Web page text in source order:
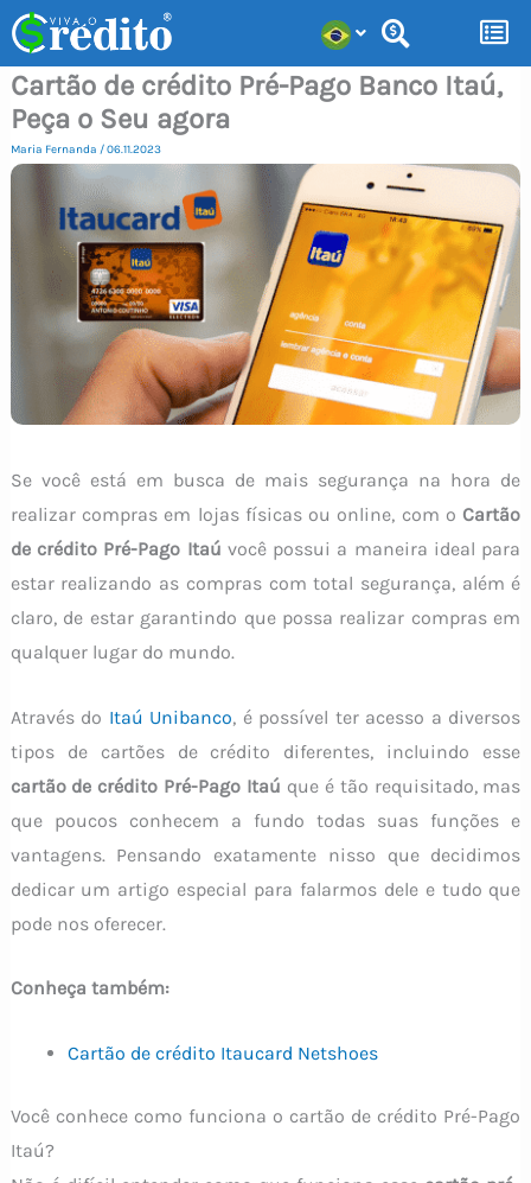
para
conteúdo
Cartão de crédito Pré-Pago Banco Itaú,
Peça o Seu agora
Maria Fernanda /06.11.2023
Se você está em busca de mais segurança na hora de
realizar compras em lojas físicas ou online, com o Cartão
de crédito Pré-Pago Itaú você possui a maneira ideal para
estar realizando as compras com total segurança, além é
claro, de estar garantindo que possa realizar compras em
qualquer lugar do mundo.
Através do Itaú Unibanco, é possível ter acesso a diversos
tipos de cartões de crédito diferentes, incluindo esse
cartão de crédito Pré-Pago Itaú que é tão requisitado, mas
que poucos conhecem a fundo todas suas funções e
vantagens. Pensando exatamente nisso que decidimos
dedicar um artigo especial para falarmos dele e tudo que
pode nos oferecer.
Conheça também:
Cartão de crédito Itaucard Netshoes
Você conhece como funciona o cartão de crédito Pré-Pago
Itaú?